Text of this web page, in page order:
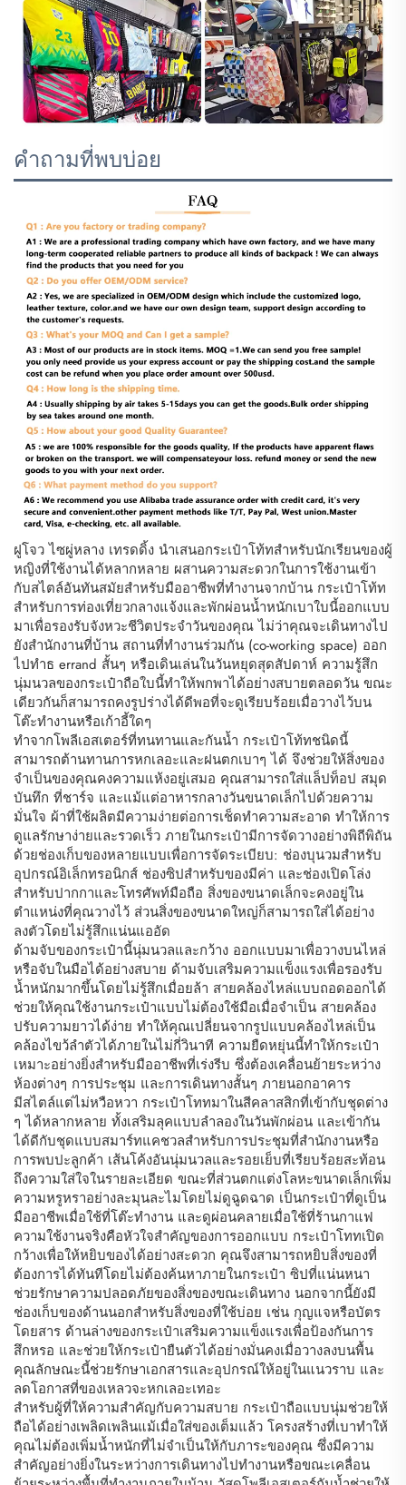
คำถามที่พบบ่อย
ฝูโจว ไซผู่หลาง เทรดดิ้ง นำเสนอกระเป๋าโท้ทสำหรับนักเรียนของผู้
หญิงที่ใช้งานได้หลากหลาย ผสานความสะดวกในการใช้งานเข้า
กับสไตล์อันทันสมัยสำหรับมืออาชีพที่ทำงานจากบ้าน กระเป๋าโท้ท
สำหรับการท่องเที่ยวกลางแจ้งและพักผ่อนน้ำหนักเบาใบนี้ออกแบบ
มาเพื่อรองรับจังหวะชีวิตประจำวันของคุณ ไม่ว่าคุณจะเดินทางไป
ยังสำนักงานที่บ้าน สถานที่ทำงานร่วมกัน (co-working space) ออก
ไปทำธ errand สั้นๆ หรือเดินเล่นในวันหยุดสุดสัปดาห์ ความรู้สึก
นุ่มนวลของกระเป๋าถือใบนี้ทำให้พกพาได้อย่างสบายตลอดวัน ขณะ
เดียวกันก็สามารถคงรูปร่างได้ดีพอที่จะดูเรียบร้อยเมื่อวางไว้บน
โต๊ะทำงานหรือเก้าอี้ใดๆ
ทำจากโพลีเอสเตอร์ที่ทนทานและกันน้ำ กระเป๋าโท้ทชนิดนี้
สามารถต้านทานการหกเลอะและฝนตกเบาๆ ได้ จึงช่วยให้สิ่งของ
จำเป็นของคุณคงความแห้งอยู่เสมอ คุณสามารถใส่แล็ปท็อป สมุด
บันทึก ที่ชาร์จ และแม้แต่อาหารกลางวันขนาดเล็กไปด้วยความ
มั่นใจ ผ้าที่ใช้ผลิตมีความง่ายต่อการเช็ดทำความสะอาด ทำให้การ
ดูแลรักษาง่ายและรวดเร็ว ภายในกระเป๋ามีการจัดวางอย่างพิถีพิถัน
ด้วยช่องเก็บของหลายแบบเพื่อการจัดระเบียบ: ช่องบุนวมสำหรับ
อุปกรณ์อิเล็กทรอนิกส์ ช่องซิปสำหรับของมีค่า และช่องเปิดโล่ง
สำหรับปากกาและโทรศัพท์มือถือ สิ่งของขนาดเล็กจะคงอยู่ใน
ตำแหน่งที่คุณวางไว้ ส่วนสิ่งของขนาดใหญ่ก็สามารถใส่ได้อย่าง
ลงตัวโดยไม่รู้สึกแน่นแออัด
ด้ามจับของกระเป๋านี้นุ่มนวลและกว้าง ออกแบบมาเพื่อวางบนไหล่
หรือจับในมือได้อย่างสบาย ด้ามจับเสริมความแข็งแรงเพื่อรองรับ
น้ำหนักมากขึ้นโดยไม่รู้สึกเมื่อยล้า สายคล้องไหล่แบบถอดออกได้
ช่วยให้คุณใช้งานกระเป๋าแบบไม่ต้องใช้มือเมื่อจำเป็น สายคล้อง
ปรับความยาวได้ง่าย ทำให้คุณเปลี่ยนจากรูปแบบคล้องไหล่เป็น
คล้องไขว้ลำตัวได้ภายในไม่กี่วินาที ความยืดหยุ่นนี้ทำให้กระเป๋า
เหมาะอย่างยิ่งสำหรับมืออาชีพที่เร่งรีบ ซึ่งต้องเคลื่อนย้ายระหว่าง
ห้องต่างๆ การประชุม และการเดินทางสั้นๆ ภายนอกอาคาร
มีสไตล์แต่ไม่หวือหวา กระเป๋าโททมาในสีคลาสสิกที่เข้ากับชุดต่าง
ๆ ได้หลากหลาย ทั้งเสริมลุคแบบลำลองในวันพักผ่อน และเข้ากัน
ได้ดีกับชุดแบบสมาร์ทแคชวลสำหรับการประชุมที่สำนักงานหรือ
การพบปะลูกค้า เส้นโค้งอันนุ่มนวลและรอยเย็บที่เรียบร้อยสะท้อน
ถึงความใส่ใจในรายละเอียด ขณะที่ส่วนตกแต่งโลหะขนาดเล็กเพิ่ม
ความหรูหราอย่างละมุนละไมโดยไม่ดูฉูดฉาด เป็นกระเป๋าที่ดูเป็น
มืออาชีพเมื่อใช้ที่โต๊ะทำงาน และดูผ่อนคลายเมื่อใช้ที่ร้านกาแฟ
ความใช้งานจริงคือหัวใจสำคัญของการออกแบบ กระเป๋าโททเปิด
กว้างเพื่อให้หยิบของได้อย่างสะดวก คุณจึงสามารถหยิบสิ่งของที่
ต้องการได้ทันทีโดยไม่ต้องค้นหาภายในกระเป๋า ซิปที่แน่นหนา
ช่วยรักษาความปลอดภัยของสิ่งของขณะเดินทาง นอกจากนี้ยังมี
ช่องเก็บของด้านนอกสำหรับสิ่งของที่ใช้บ่อย เช่น กุญแจหรือบัตร
โดยสาร ด้านล่างของกระเป๋าเสริมความแข็งแรงเพื่อป้องกันการ
สึกหรอ และช่วยให้กระเป๋ายืนตัวได้อย่างมั่นคงเมื่อวางลงบนพื้น
คุณลักษณะนี้ช่วยรักษาเอกสารและอุปกรณ์ให้อยู่ในแนวราบ และ
ลดโอกาสที่ของเหลวจะหกเลอะเทอะ
สำหรับผู้ที่ให้ความสำคัญกับความสบาย กระเป๋าถือแบบนุ่มช่วยให้
ถือได้อย่างเพลิดเพลินแม้เมื่อใส่ของเต็มแล้ว โครงสร้างที่เบาทำให้
คุณไม่ต้องเพิ่มน้ำหนักที่ไม่จำเป็นให้กับภาระของคุณ ซึ่งมีความ
สำคัญอย่างยิ่งในระหว่างการเดินทางไปทำงานหรือขณะเคลื่อน